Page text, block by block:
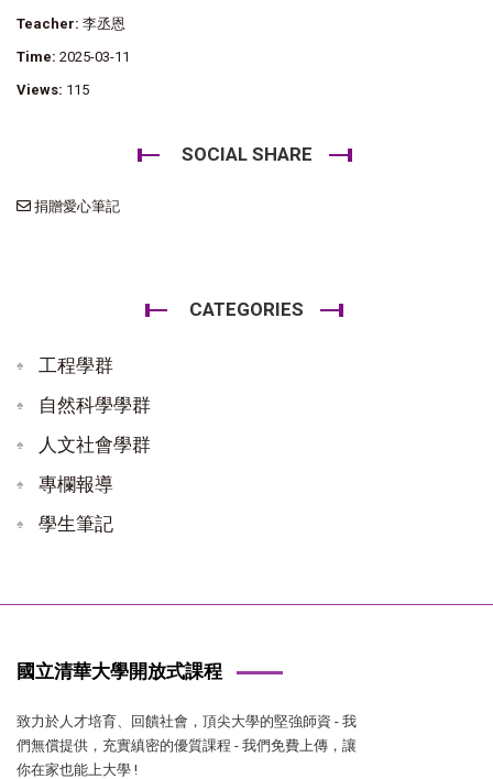
Teacher: 李丞恩
Time: 2025-03-11
Views: 115
SOCIAL SHARE
捐贈愛心筆記
CATEGORIES
工程學群
自然科學學群
人文社會學群
專欄報導
學生筆記
國立清華大學開放式課程
致力於人才培育、回饋社會，頂尖大學的堅強師資 - 我
們無償提供，充實縝密的優質課程 - 我們免費上傳，讓
你在家也能上大學 !